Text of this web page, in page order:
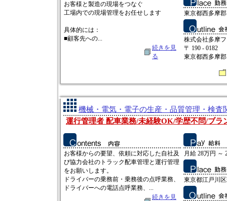
お客様と製造の現場をつなぐ
工場内での現場管理をお任せします
具体的には：
■顧客先への...
続きを見
る
東京都西多摩
株式会社多摩
〒 190 - 0182
東京都西多摩
機械・電気・電子の生産・品質管理・検査
運行管理者 配車業務/未経験OK/学歴不問/ブラ
お客様からの要望、依頼に対応した自社及
び協力会社のトラック配車管理と運行管理
をお願いします。
ドライバーの乗務前・乗務後の点呼業務、
ドライバーへの電話点呼業務、...
続きを見
月給 28万円 ～
東京都江戸川